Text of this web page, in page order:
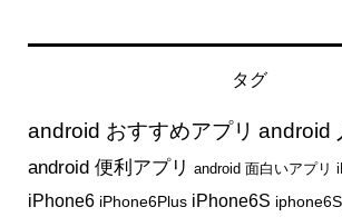
タグ
android おすすめアプリ android
android 便利アプリ android 面白いアプリ
iPhone6 iPhone6Plus iPhone6S